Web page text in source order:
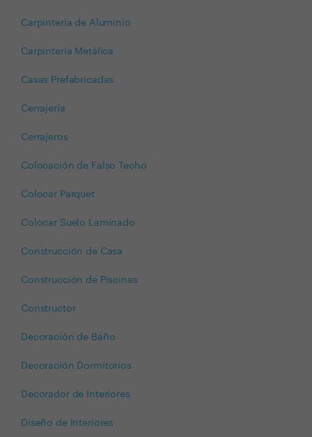
Carpintería de Aluminio
Carpintería Metálica
Casas Prefabricadas
Cerrajería
Cerrajeros
Colocación de Falso Techo
Colocar Parquet
Colocar Suelo Laminado
Construcción de Casa
Construcción de Piscinas
Constructor
Decoración de Baño
Decoración Dormitorios
Decorador de Interiores
Diseño de Interiores